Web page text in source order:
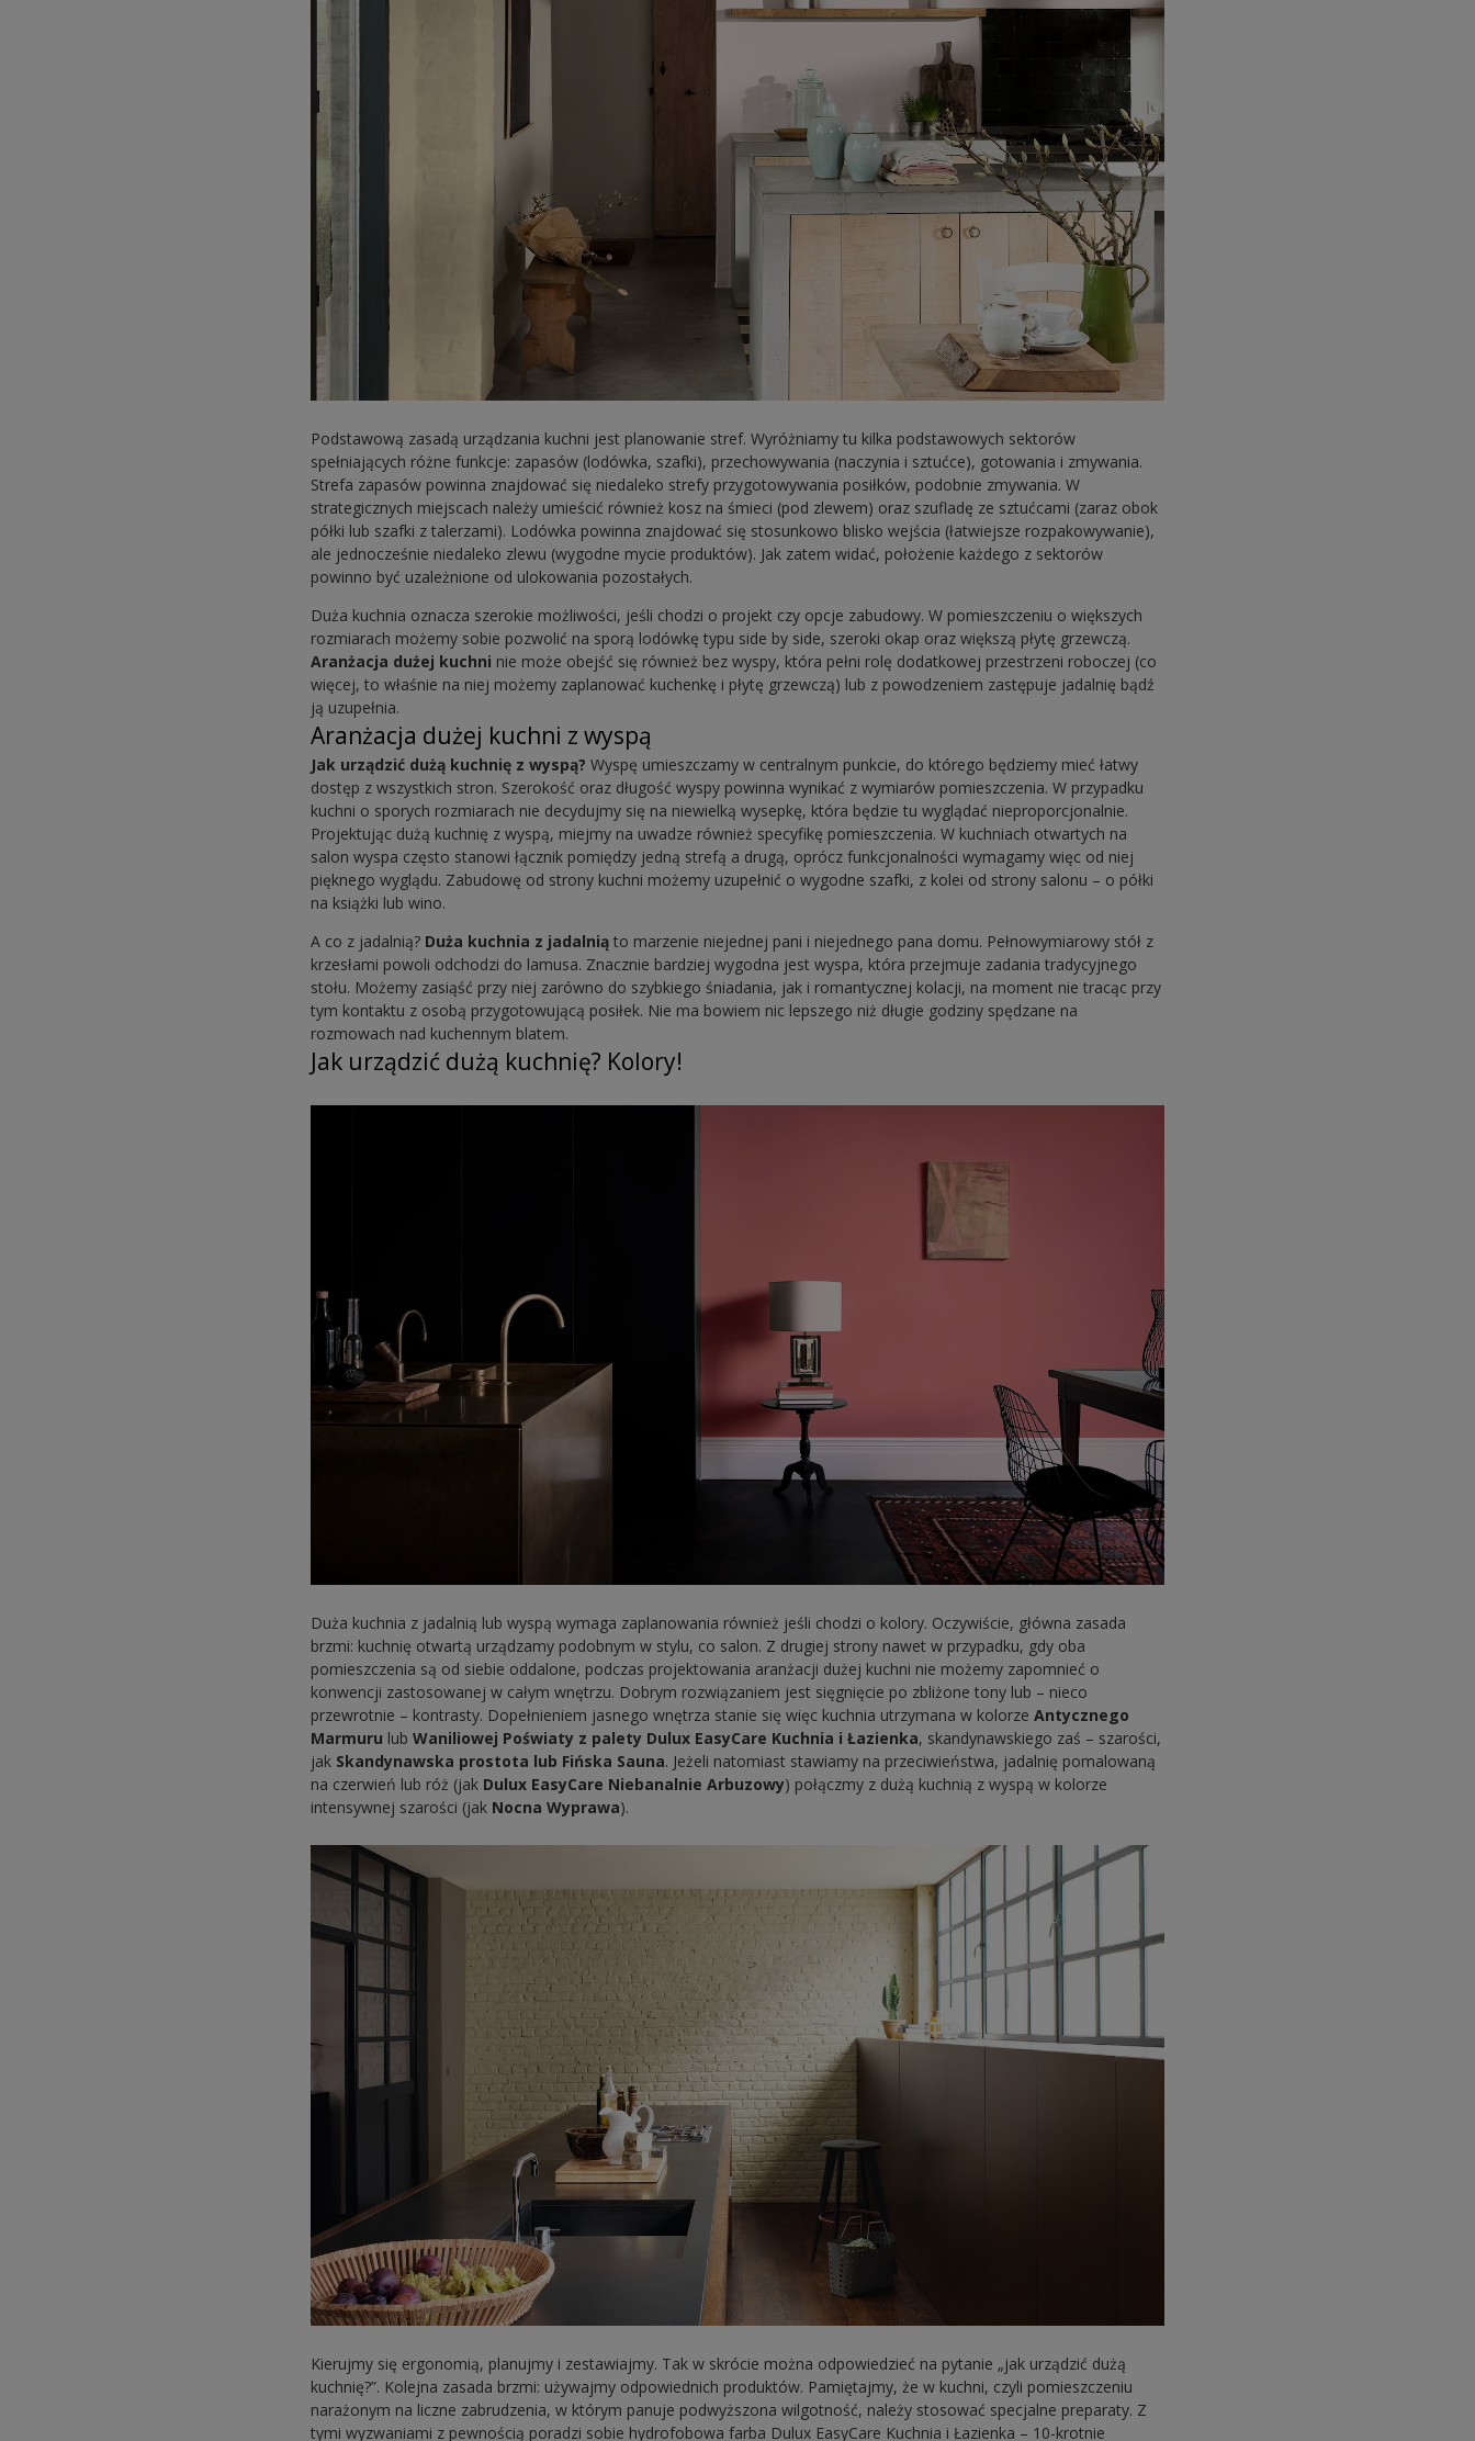
Podstawową zasadą urządzania kuchni jest planowanie stref. Wyróżniamy tu kilka podstawowych sektorów
spełniających różne funkcje: zapasów (lodówka, szafki), przechowywania (naczynia i sztućce), gotowania i zmywania.
Strefa zapasów powinna znajdować się niedaleko strefy przygotowywania posiłków, podobnie zmywania. W
strategicznych miejscach należy umieścić również kosz na śmieci (pod zlewem) oraz szufladę ze sztućcami (zaraz obok
półki lub szafki z talerzami). Lodówka powinna znajdować się stosunkowo blisko wejścia (łatwiejsze rozpakowywanie),
ale jednocześnie niedaleko zlewu (wygodne mycie produktów). Jak zatem widać, położenie każdego z sektorów
powinno być uzależnione od ulokowania pozostałych.
Duża kuchnia oznacza szerokie możliwości, jeśli chodzi o projekt czy opcje zabudowy. W pomieszczeniu o większych
rozmiarach możemy sobie pozwolić na sporą lodówkę typu side by side, szeroki okap oraz większą płytę grzewczą.
Aranżacja dużej kuchni nie może obejść się również bez wyspy, która pełni rolę dodatkowej przestrzeni roboczej (co
więcej, to właśnie na niej możemy zaplanować kuchenkę i płytę grzewczą) lub z powodzeniem zastępuje jadalnię bądź
ją uzupełnia.
Aranżacja dużej kuchni z wyspą
Jak urządzić dużą kuchnię z wyspą? Wyspę umieszczamy w centralnym punkcie, do którego będziemy mieć łatwy
dostęp z wszystkich stron. Szerokość oraz długość wyspy powinna wynikać z wymiarów pomieszczenia. W przypadku
kuchni o sporych rozmiarach nie decydujmy się na niewielką wysepkę, która będzie tu wyglądać nieproporcjonalnie.
Projektując dużą kuchnię z wyspą, miejmy na uwadze również specyfikę pomieszczenia. W kuchniach otwartych na
salon wyspa często stanowi łącznik pomiędzy jedną strefą a drugą, oprócz funkcjonalności wymagamy więc od niej
pięknego wyglądu. Zabudowę od strony kuchni możemy uzupełnić o wygodne szafki, z kolei od strony salonu – o półki
na książki lub wino.
A co z jadalnią? Duża kuchnia z jadalnią to marzenie niejednej pani i niejednego pana domu. Pełnowymiarowy stół z
krzesłami powoli odchodzi do lamusa. Znacznie bardziej wygodna jest wyspa, która przejmuje zadania tradycyjnego
stołu. Możemy zasiąść przy niej zarówno do szybkiego śniadania, jak i romantycznej kolacji, na moment nie tracąc przy
tym kontaktu z osobą przygotowującą posiłek. Nie ma bowiem nic lepszego niż długie godziny spędzane na
rozmowach nad kuchennym blatem.
Jak urządzić dużą kuchnię? Kolory!
Duża kuchnia z jadalnią lub wyspą wymaga zaplanowania również jeśli chodzi o kolory. Oczywiście, główna zasada
brzmi: kuchnię otwartą urządzamy podobnym w stylu, co salon. Z drugiej strony nawet w przypadku, gdy oba
pomieszczenia są od siebie oddalone, podczas projektowania aranżacji dużej kuchni nie możemy zapomnieć o
konwencji zastosowanej w całym wnętrzu. Dobrym rozwiązaniem jest sięgnięcie po zbliżone tony lub – nieco
przewrotnie – kontrasty. Dopełnieniem jasnego wnętrza stanie się więc kuchnia utrzymana w kolorzeAntycznego
Marmuru lubWaniliowej Poświaty z palety Dulux EasyCare Kuchnia i Łazienka, skandynawskiego zaś – szarości,
jak Skandynawska prostota lub Fińska Sauna. Jeżeli natomiast stawiamy na przeciwieństwa, jadalnię pomalowaną
na czerwień lub róż (jak Dulux EasyCare Niebanalnie Arbuzowy) połączmy z dużą kuchnią z wyspą w kolorze
intensywnej szarości (jak Nocna Wyprawa).
Kierujmy się ergonomią, planujmy i zestawiajmy. Tak w skrócie można odpowiedzieć na pytanie „jak urządzić dużą
kuchnię?”. Kolejna zasada brzmi: używajmy odpowiednich produktów. Pamiętajmy, że w kuchni, czyli pomieszczeniu
narażonym na liczne zabrudzenia, w którym panuje podwyższona wilgotność, należy stosować specjalne preparaty. Z
tymi wyzwaniami z pewnością poradzi sobie hydrofobowa farba Dulux EasyCare Kuchnia i Łazienka – 10-krotnie